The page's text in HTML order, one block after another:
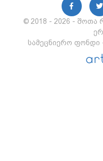
© 2018 - 2026 -
სამეცნიერო